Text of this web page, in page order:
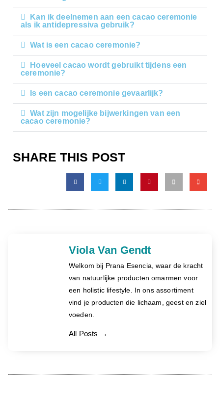
Kan ik deelnemen aan een cacao ceremonie
als ik antidepressiva gebruik?
Wat is een cacao ceremonie?
Hoeveel cacao wordt gebruikt tijdens een
ceremonie?
Is een cacao ceremonie gevaarlijk?
Wat zijn mogelijke bijwerkingen van een
cacao ceremonie?
SHARE THIS POST
Viola Van Gendt
Welkom bij Prana Esencia, waar de kracht
van natuurlijke producten omarmen voor
een holistic lifestyle. In ons assortiment
vind je producten die lichaam, geest en ziel
voeden.
All Posts →